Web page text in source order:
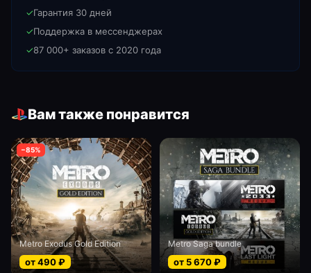
✓Гарантия 30 дней
✓Поддержка в мессенджерах
✓87 000+ заказов с 2020 года
Вам также понравится
−85%
Metro Exodus Gold Edition
от490₽
Metro Saga bundle
от 5 670₽